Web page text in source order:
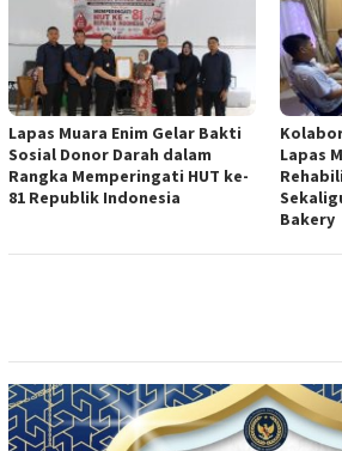
Lapas Muara Enim Gelar Bakti
Sosial Donor Darah dalam
Rangka Memperingati HUT ke-
81 Republik Indonesia
Lapas
Bakery